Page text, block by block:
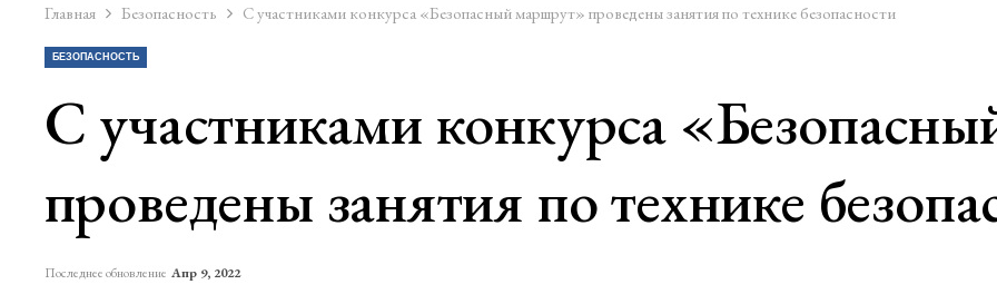
Главная Безопасность С участниками конкурса «Безопасный маршрут» проведены занятия по технике безопасности
БЕЗОПАСНОСТЬ
С участниками конкурса
проведены занятия по технике
Последнее обновление Апр 9, 2022